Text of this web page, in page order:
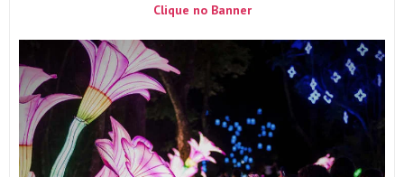
Clique no Banner